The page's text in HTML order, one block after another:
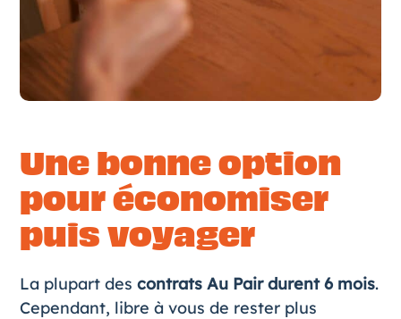
Une bonne option
pour économiser
puis voyager
La plupart des contrats Au Pair durent 6 mois.
Cependant, libre à vous de rester plus